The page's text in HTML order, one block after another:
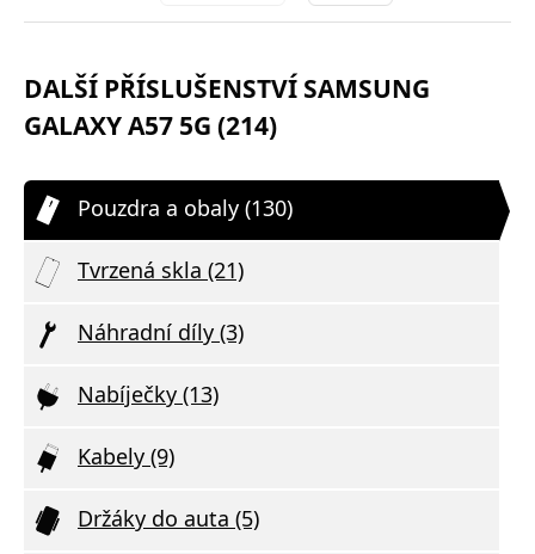
DALŠÍ PŘÍSLUŠENSTVÍ SAMSUNG
GALAXY A57 5G (214)
Pouzdra a obaly (130)
Tvrzená skla (21)
Náhradní díly (3)
Nabíječky (13)
Kabely (9)
Držáky do auta (5)